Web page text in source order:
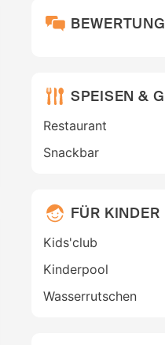
SPEISEN &
Restaurant
Snackbar
FÜR KINDER
Kids'club
Kinderpool
Wasserrutschen